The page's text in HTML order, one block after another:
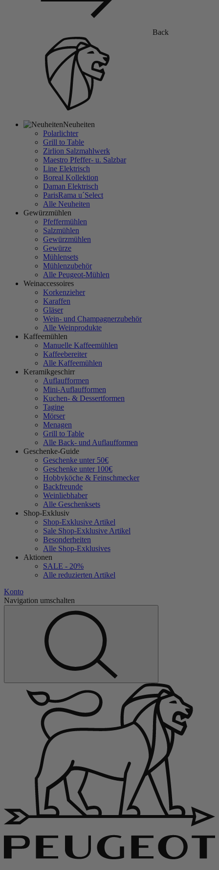
Back
Neuheiten
Polarlichter
Grill to Table
Zirlion Salzmahlwerk
Maestro Pfeffer- u. Salzbar
Line Elektrisch
Boreal Kollektion
Daman Elektrisch
ParisRama u´Select
Alle Neuheiten
Gewürzmühlen
Pfeffermühlen
Salzmühlen
Gewürzmühlen
Gewürze
Mühlensets
Mühlenzubehör
Alle Peugeot-Mühlen
Weinaccessoires
Korkenzieher
Karaffen
Gläser
Wein- und Champagnerzubehör
Alle Weinprodukte
Kaffeemühlen
Manuelle Kaffeemühlen
Kaffeebereiter
Alle Kaffeemühlen
Keramikgeschirr
Auflaufformen
Mini-Auflaufformen
Kuchen- & Dessertformen
Tagine
Mörser
Menagen
Grill to Table
Alle Back- und Auflaufformen
Geschenke-Guide
Geschenke unter 50€
Geschenke unter 100€
Hobbyköche & Feinschmecker
Backfreunde
Weinliebhaber
Alle Geschenksets
Shop-Exklusiv
Shop-Exklusive Artikel
Sale Shop-Exklusive Artikel
Besonderheiten
Alle Shop-Exklusives
Aktionen
SALE - 20%
Alle reduzierten Artikel
Konto
Navigation umschalten